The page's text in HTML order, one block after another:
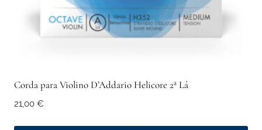
Corda para Violino D’Addario Helicore 2ª Lá
21,00 €